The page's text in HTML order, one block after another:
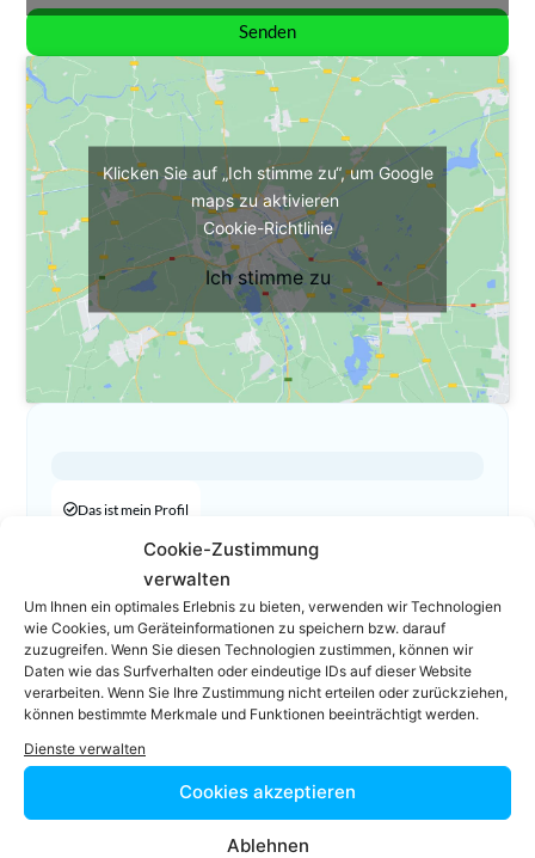
Cookie-Zustimmung
verwalten
Um Ihnen ein optimales Erlebnis zu bieten, verwenden wir Technologien
wie Cookies, um Geräteinformationen zu speichern bzw. darauf
zuzugreifen. Wenn Sie diesen Technologien zustimmen, können wir
Daten wie das Surfverhalten oder eindeutige IDs auf dieser Website
verarbeiten. Wenn Sie Ihre Zustimmung nicht erteilen oder zurückziehen,
können bestimmte Merkmale und Funktionen beeinträchtigt werden.
Dienste verwalten
Cookies akzeptieren
Ablehnen
Senden
Klicken Sie auf „Ich stimme zu“, um Google
maps zu aktivieren
Cookie-Richtlinie
Ich stimme zu
Das ist mein Profil
01 31032564811
01 31032564850
stefanarnold@kpmg-law.at
Homepage